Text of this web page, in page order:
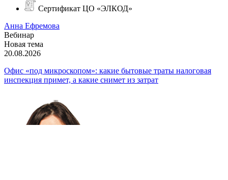
Сертификат ЦО «ЭЛКОД»
Анна Ефремова
Вебинар
Новая тема
20.08.2026
Офис «под микроскопом»: какие бытовые траты налоговая
инспекция примет, а какие снимет из затрат